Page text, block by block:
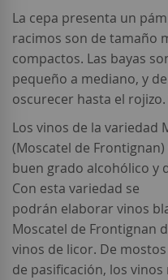
La cepa presenta un
racimos son de tamaño
compactos. Las bayas
pequeño a mediano, y
oscurecer hasta el
Los vinos de la variedad
(Moscatel de
buen grado alcohólico y
Con esta variedad se
podrán elaborar vinos
Moscatel de Frontignan
vinos de licor. De
de pasificación, los